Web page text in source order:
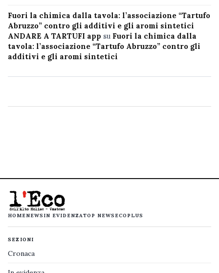
Fuori la chimica dalla tavola: l’associazione “Tartufo
Abruzzo” contro gli additivi e gli aromi sintetici
ANDARE A TARTUFI app su Fuori la chimica dalla
tavola: l’associazione “Tartufo Abruzzo” contro gli
additivi e gli aromi sintetici
HOMENEWS IN EVIDENZATOP NEWS ECOPLUS
SEZIONI
Cronaca